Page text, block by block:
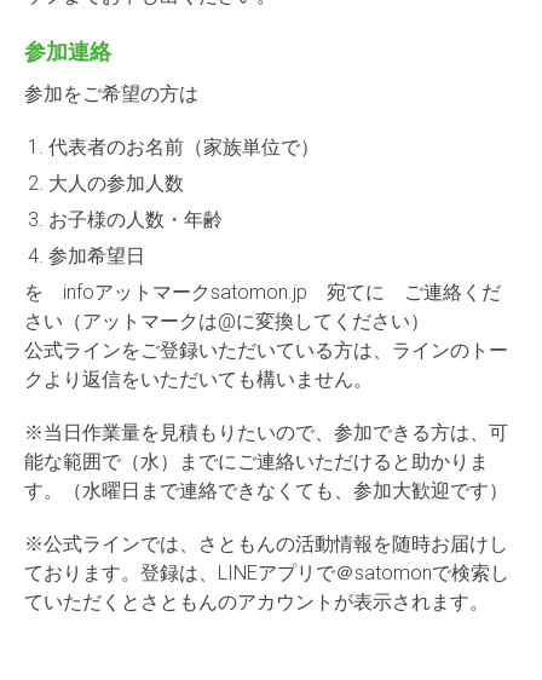
参加連絡
参加をご希望の方は
代表者のお名前（家族単位で）
大人の参加人数
お子様の人数・年齢
参加希望日
を infoアットマークsatomon.jp 宛てに ご連絡くだ
さい（アットマークは@に変換してください）
公式ラインをご登録いただいている方は、ラインのトー
クより返信をいただいても構いません。
※当日作業量を見積もりたいので、参加できる方は、可
能な範囲で（水）までにご連絡いただけると助かりま
す。（水曜日まで連絡できなくても、参加大歓迎です）
※公式ラインでは、さともんの活動情報を随時お届けし
ております。登録は、LINEアプリで＠satomonで検索し
ていただくとさともんのアカウントが表示されます。